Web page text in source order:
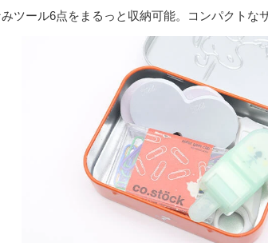
ツール6点をまるっと収納可能。コンパクト